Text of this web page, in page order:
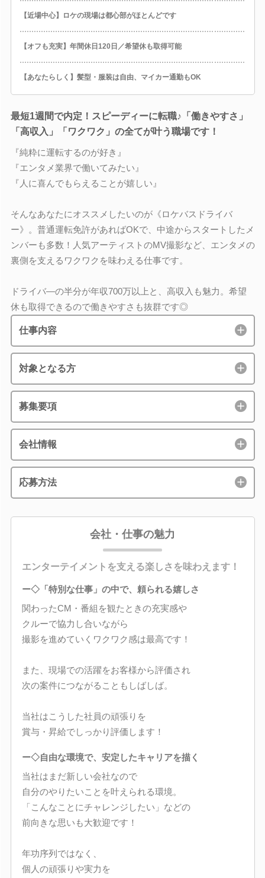
【近場中心】ロケの現場は都心部がほとんどです
【オフも充実】年間休日120日／希望休も取得可能
【あなたらしく】髪型・服装は自由、マイカー通勤もOK
最短1週間で内定！スピーディーに転職♪「働きやすさ」
「高収入」「ワクワク」の全てが叶う職場です！
『純粋に運転するのが好き』
『エンタメ業界で働いてみたい』
『人に喜んでもらえることが嬉しい』
そんなあなたにオススメしたいのが《ロケバスドライバ
ー》。普通運転免許があればOKで、中途からスタートしたメ
ンバーも多数！人気アーティストのMV撮影など、エンタメの
裏側を支えるワクワクを味わえる仕事です。
ドライバ―の半分が年収700万以上と、高収入も魅力。希望
休も取得できるので働きやすさも抜群です◎
仕事内容
対象となる方
募集要項
会社情報
応募方法
会社・仕事の魅力
エンターテイメントを支える楽しさを味わえます！
ー◇「特別な仕事」の中で、頼られる嬉しさ
関わったCM・番組を観たときの充実感や
クルーで協力し合いながら
撮影を進めていくワクワク感は最高です！
また、現場での活躍をお客様から評価され
次の案件につながることもしばしば。
当社はこうした社員の頑張りを
賞与・昇給でしっかり評価します！
ー◇自由な環境で、安定したキャリアを描く
当社はまだ新しい会社なので
自分のやりたいことを叶えられる環境。
「こんなことにチャレンジしたい」などの
前向きな思いも大歓迎です！
年功序列ではなく、
個人の頑張りや実力を